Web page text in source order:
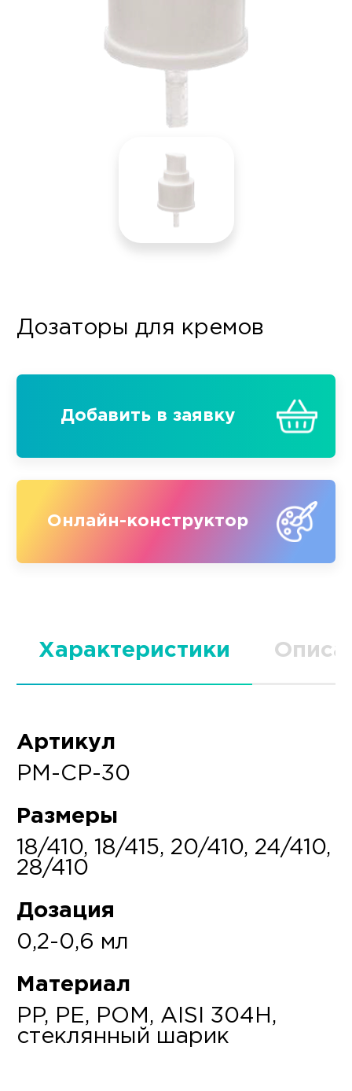
Дозаторы для кремов
Добавить в заявку
Онлайн-конструктор
Характеристики
Артикул
PM-CP-30
Размеры
18/410, 18/415, 20/410, 24/410,
28/410
Дозация
0,2-0,6 мл
Материал
PP, PE, POM, AISI 304H,
стеклянный шарик